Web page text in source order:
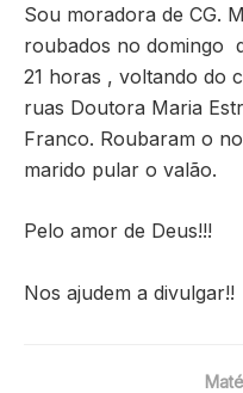
Sou moradora de CG.
roubados no domingo
21 horas , voltando do
ruas Doutora Maria
Franco. Roubaram o
marido pular o valão.
Pelo amor de Deus!!!
Nos ajudem a divulgar!!